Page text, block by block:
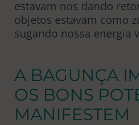
estavam nos dando
objetos estavam como
sugando nossa energia
A BAGUNÇA
OS BONS
MANIFESTEM